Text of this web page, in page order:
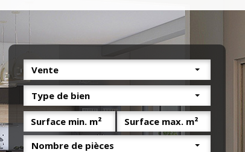
Vente
Type de bien
Nombre de pièces